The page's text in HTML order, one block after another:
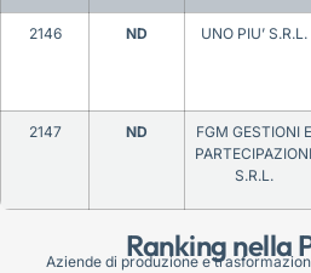
Ranking nella
2146 ND UNO PIU’ S.R.L.
2147 ND
FGM GESTIONI E
PARTECIPAZIONI
S.R.L.
Aziende di produzione e